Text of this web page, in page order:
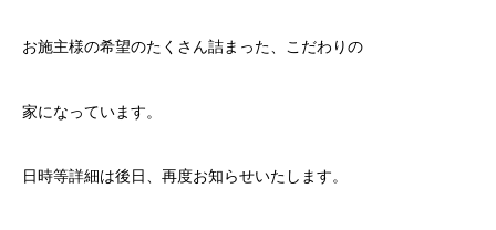
お施主様の希望のたくさん詰まった、こだわりの
家になっています。
日時等詳細は後日、再度お知らせいたします。